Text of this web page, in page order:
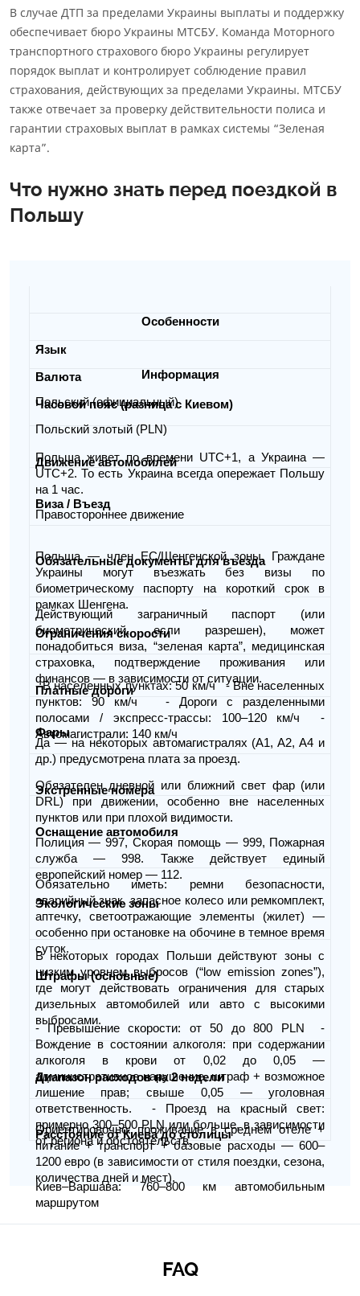
В случае ДТП за пределами Украины выплаты и поддержку
обеспечивает бюро Украины МТСБУ. Команда Моторного
транспортного страхового бюро Украины регулирует
порядок выплат и контролирует соблюдение правил
страхования, действующих за пределами Украины. МТСБУ
также отвечает за проверку действительности полиса и
гарантии страховых выплат в рамках системы “Зеленая
карта”.
Что нужно знать перед поездкой в
Польшу
Особенности
Информация
Язык
Польский (официальный)
Валюта
Польский злотый (PLN)
Часовой пояс (разница с Киевом)
Польша живет по времени UTC+1, а Украина —
UTC+2. То есть Украина всегда опережает Польшу
на 1 час.
Движение автомобилей
Правостороннее движение
Виза / Въезд
Польша — член ЕС/Шенгенской зоны. Граждане
Украины могут въезжать без визы по
биометрическому паспорту на короткий срок в
рамках Шенгена.
Обязательные документы для въезда
Действующий заграничный паспорт (или
биометрический, если разрешен), может
понадобиться виза, “зеленая карта”, медицинская
страховка, подтверждение проживания или
финансов — в зависимости от ситуации.
Ограничения скорости
- В населенных пунктах: 50 км/ч - Вне населенных
пунктов: 90 км/ч - Дороги с разделенными
полосами / экспресс-трассы: 100–120 км/ч -
Автомагистрали: 140 км/ч
Платные дороги
Да — на некоторых автомагистралях (A1, A2, A4 и
др.) предусмотрена плата за проезд.
Фары
Обязателен дневной или ближний свет фар (или
DRL) при движении, особенно вне населенных
пунктов или при плохой видимости.
Экстренные номера
Полиция — 997, Скорая помощь — 999, Пожарная
служба — 998. Также действует единый
европейский номер — 112.
Оснащение автомобиля
Обязательно иметь: ремни безопасности,
аварийный знак, запасное колесо или ремкомплект,
аптечку, светоотражающие элементы (жилет) —
особенно при остановке на обочине в темное время
суток.
Экологические зоны
В некоторых городах Польши действуют зоны с
низким уровнем выбросов (“low emission zones”),
где могут действовать ограничения для старых
дизельных автомобилей или авто с высокими
выбросами.
Штрафы (основные)
- Превышение скорости: от 50 до 800 PLN -
Вождение в состоянии алкоголя: при содержании
алкоголя в крови от 0,02 до 0,05 —
административное нарушение, штраф + возможное
лишение прав; свыше 0,05 — уголовная
ответственность. - Проезд на красный свет:
примерно 300–500 PLN или больше, в зависимости
от региона и обстоятельств.
Диапазон расходов на 2 недели
Ориентировочно: проживание в среднем отеле +
питание + транспорт + базовые расходы — 600–
1200 евро (в зависимости от стиля поездки, сезона,
количества дней и мест).
Расстояние от Киева до столицы
Киев–Варшава: 760–800 км автомобильным
маршрутом
FAQ